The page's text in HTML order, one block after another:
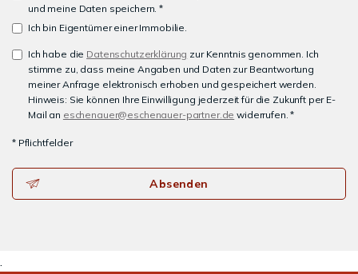
und meine Daten speichern. *
Ich bin Eigentümer einer Immobilie.
Ich habe die Datenschutzerklärung zur Kenntnis genommen. Ich
stimme zu, dass meine Angaben und Daten zur Beantwortung
meiner Anfrage elektronisch erhoben und gespeichert werden.
Hinweis: Sie können Ihre Einwilligung jederzeit für die Zukunft per E-
Mail an eschenauer@eschenauer-partner.de widerrufen. *
* Pflichtfelder
Absenden
.